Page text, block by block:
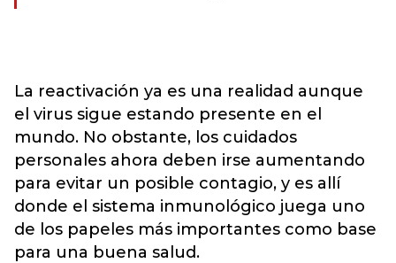
La reactivación ya es una realidad aunque
el virus sigue estando presente en el
mundo. No obstante, los cuidados
personales ahora deben irse aumentando
para evitar un posible contagio, y es allí
donde el sistema inmunológico juega uno
de los papeles más importantes como base
para una buena salud.